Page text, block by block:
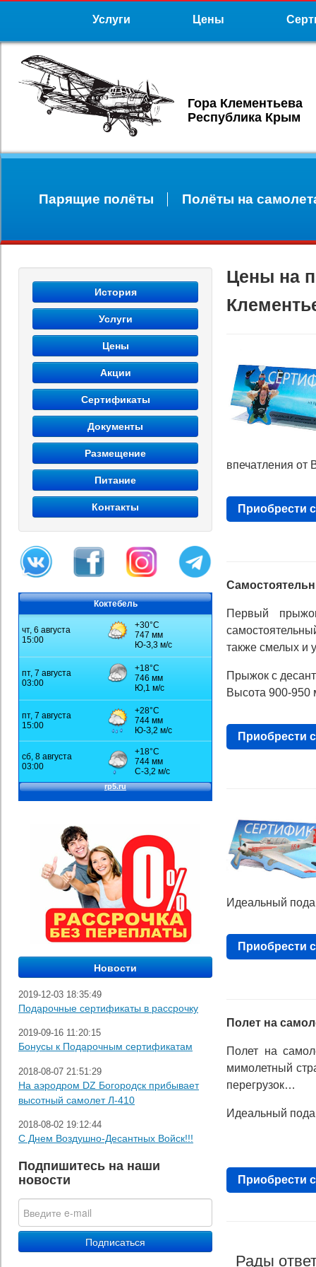
Услуги Цены
Гора Клементьева
Республика Крым
Парящие полёты Полёты на
Цены на
впечатления от
Приобрести
Первый
также смелых и
Прыжок с
Высота 900-950
Приобрести
Идеальный
Приобрести
Полет на
Полет на
мимолетный
перегрузок…
Идеальный
Приобрести
Рады
История
Услуги
Цены
Акции
Сертификаты
Документы
Размещение
Питание
Контакты
Коктебель
2019-12-03 18:35:49
Подарочные сертификаты в рассрочку
2019-09-16 11:20:15
Бонусы к Подарочным сертификатам
2018-08-07 21:51:29
На аэродром DZ Богородск прибывает
высотный самолет Л-410
2018-08-02 19:12:44
С Днем Воздушно-Десантных Войск!!!
Подпишитесь на наши
новости